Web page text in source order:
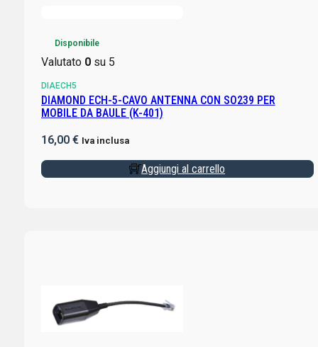
Disponibile
Valutato 0su 5
DIAECH5
DIAMOND ECH-5-CAVO ANTENNA CON SO239 PER
MOBILE DA BAULE (K-401)
16,00 € Iva inclusa
Aggiungi al carrello